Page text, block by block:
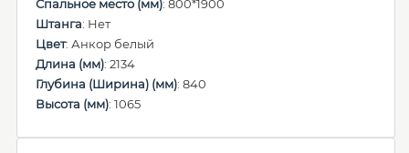
Спальное место (мм): 800*1900
Штанга: Нет
Цвет: Анкор белый
Длина (мм): 2134
Глубина (Ширина) (мм): 840
Высота (мм): 1065